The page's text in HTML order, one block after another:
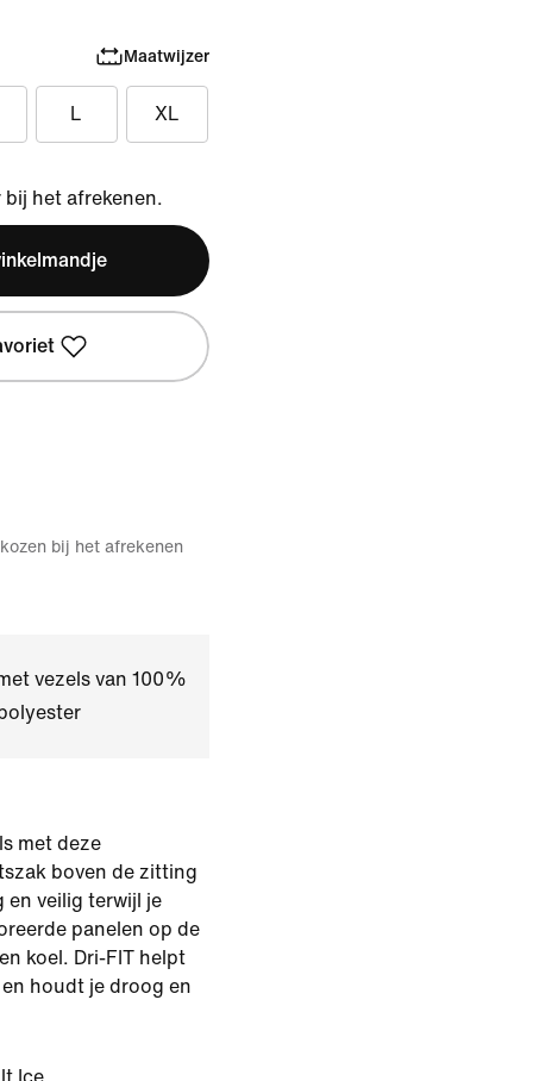
Maatwijzer
L XL
het afrekenen.
bij het afrekenen
vezels van 100%
met deze
boven de zitting
en veilig terwijl je
panelen op de
koel. Dri-FIT helpt
houdt je droog en
Ice